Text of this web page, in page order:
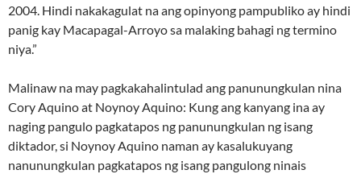
2004. Hindi nakakagulat na ang opinyong pampubliko ay hindi
panig kay Macapagal-Arroyo sa malaking bahagi ng termino
niya.”
Malinaw na may pagkakahalintulad ang panunungkulan nina
Cory Aquino at Noynoy Aquino: Kung ang kanyang ina ay
naging pangulo pagkatapos ng panunungkulan ng isang
diktador, si Noynoy Aquino naman ay kasalukuyang
nanunungkulan pagkatapos ng isang pangulong ninais